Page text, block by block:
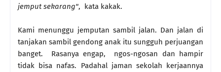
jemput sekarang", kata kakak.
Kami menunggu jemputan sambil jalan. Dan jalan di
tanjakan sambil gendong anak itu sungguh perjuangan
banget. Rasanya engap, ngos-ngosan dan hampir
tidak bisa nafas. Padahal jaman sekolah kerjaannya